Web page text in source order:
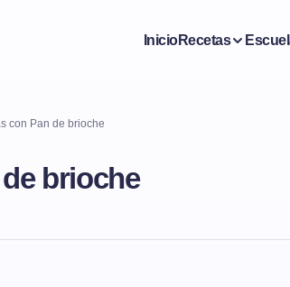
InicioRecetas
con Pan de brioche
brioche